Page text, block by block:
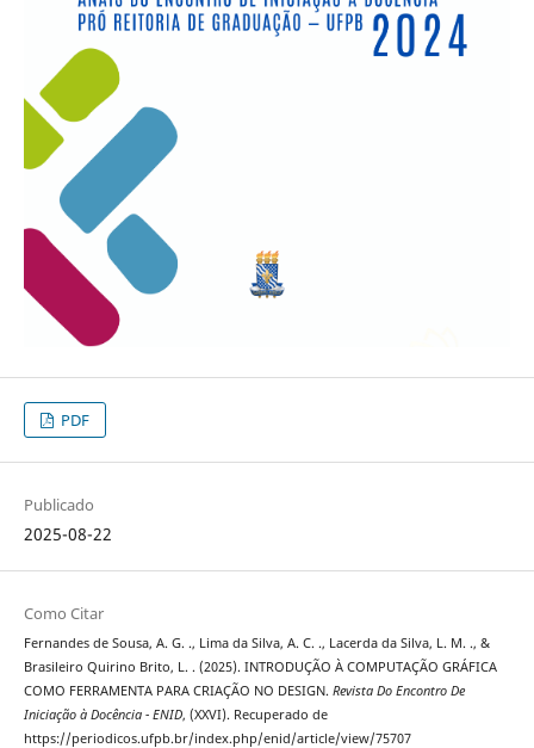
PDF
Publicado
2025-08-22
Como Citar
Fernandes de Sousa, A. G. ., Lima da Silva, A. C. ., Lacerda da Silva, L. M. ., &
Brasileiro Quirino Brito, L. . (2025). INTRODUÇÃO À COMPUTAÇÃO GRÁFICA
COMO FERRAMENTA PARA CRIAÇÃO NO DESIGN. Revista Do Encontro De
Iniciação à Docência - ENID, (XXVI). Recuperado de
https://periodicos.ufpb.br/index.php/enid/article/view/75707